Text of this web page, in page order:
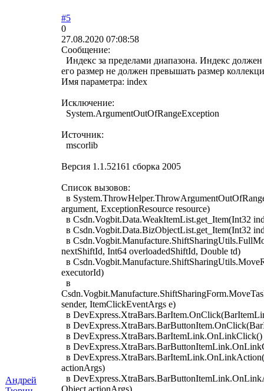
Андрей
#5
0
27.08.2020 07:08:58
Сообщение:
Индекс за пределами диапазона. Индекс
его размер не должен превышать размер
Имя параметра: index
Исключение:
System.ArgumentOutOfRangeException
Источник:
mscorlib
Версия 1.1.52161 сборка 2005
Список вызовов:
в
argument, ExceptionResource resource)
в Csdn.Vogbit.Data.WeakItemList.get_Item(Int32
в Csdn.Vogbit.Data.BizObjectList.get_Item(Int32
в
nextShiftId, Int64 overloadedShiftId, Double td)
в
executorId)
в
sender, ItemClickEventArgs e)
в
в
в DevExpress.XtraBars.BarItemLink.OnLinkClick()
в
в
actionArgs)
в
Object actionArgs)